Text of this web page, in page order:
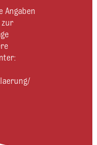
Angaben
zur